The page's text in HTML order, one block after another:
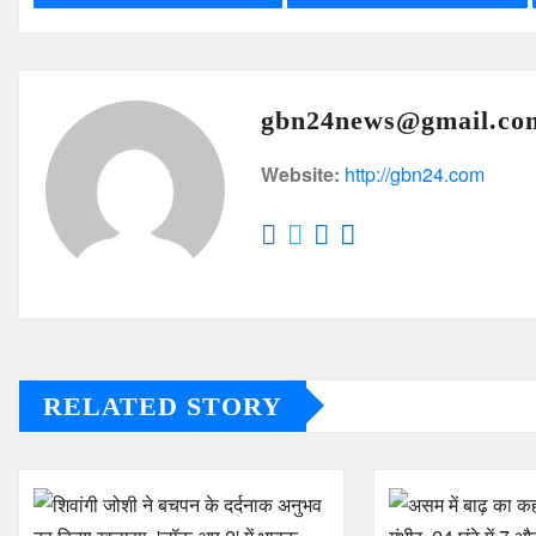
Website: http://gbn24.com
RELATED STORY